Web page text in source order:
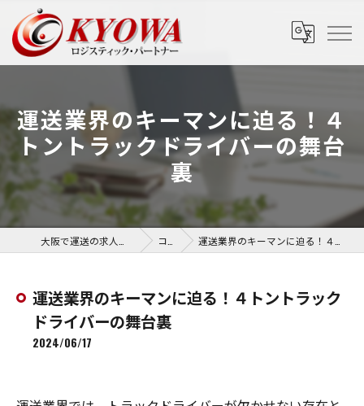
運送業界のキーマンに迫る！４
トントラックドライバーの舞台
裏
コラム 運送業界のキーマンに迫る！４トントラックドライバーの舞台裏
運送業界のキーマンに迫る！４トントラック
ドライバーの舞台裏
2024/06/17